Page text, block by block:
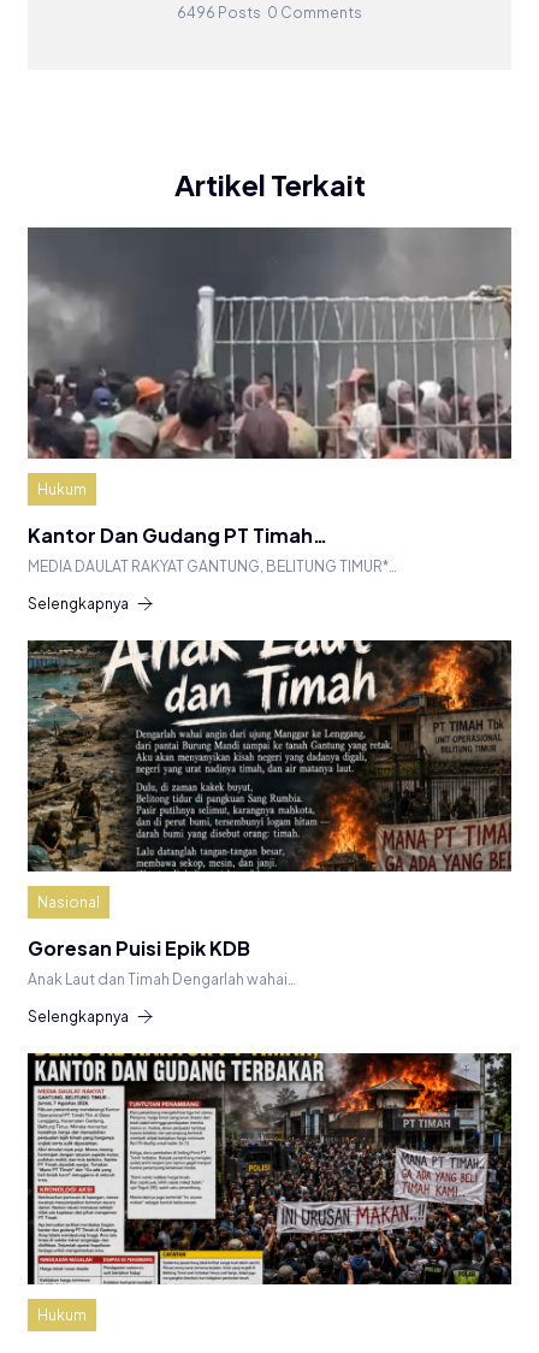
6496 Posts 0 Comments
Artikel Terkait
Hukum
Kantor Dan Gudang PT Timah…
MEDIA DAULAT RAKYAT GANTUNG, BELITUNG TIMUR*…
Selengkapnya
Nasional
Goresan Puisi Epik KDB
Anak Laut dan Timah Dengarlah wahai…
Selengkapnya
Hukum